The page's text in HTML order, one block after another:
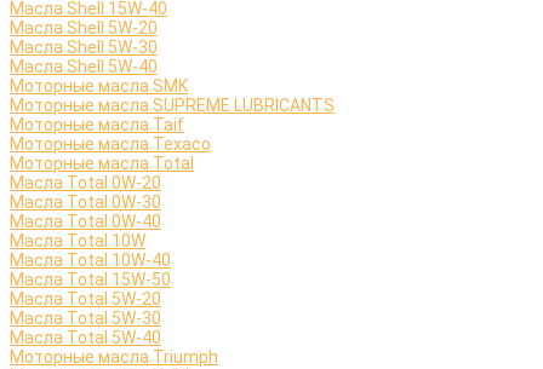
Масла Shell 15W-40
Масла Shell 5W-20
Масла Shell 5W-30
Масла Shell 5W-40
Моторные масла SMK
Моторные масла SUPREME LUBRICANTS
Моторные масла Taif
Моторные масла Texaco
Моторные масла Total
Масла Total 0W-20
Масла Total 0W-30
Масла Total 0W-40
Масла Total 10W
Масла Total 10W-40
Масла Total 15W-50
Масла Total 5W-20
Масла Total 5W-30
Масла Total 5W-40
Моторные масла Triumph